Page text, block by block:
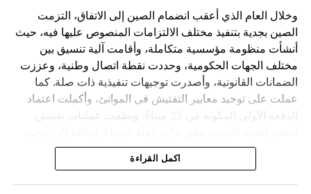
اختلاف القدرات الاقتصادية بين الدول المشاركة
مخاطر التمويل والديون في بعض المشاريع
تفاوت مستويات الحوكمة والتنفيذ
التأثيرات الجيوسياسية العالمية المتغيرة
وأكد أن معالجة هذه التحديات تتطلب مزيداً من الشفافية
وأشار لي يوان تشينغ إلى أن المرحلة القادمة من المبادرة
ستتجه بشكل أكبر نحو الاقتصاد الرقمي، والابتكار التكنولوجي،
وخلال العام الذي أعقب انضمام الصين إلى الاتفاق، التزمت
الصين بجدية بتنفيذ مختلف الالتزامات المنصوص عليها فيه، حيث
أنشأت منظومة مؤسسية متكاملة، وأقامت آلية تنسيق بين
مختلف الجهات الحكومية، وحددت نقطة اتصال وطنية، وعززت
الضمانات القانونية، وأصدرت توجيهات تنفيذية ذات صلة. كما
عملت على توحيد معايير التفتيش في الموانئ، وأكملت اعتماد
الدفعة الأولى المكونة من 23 ميناءً، ونظمت عمليات تفتيش
سفن الصيد الصينية العاملة في أعالي البحار للخضوع للتفتيش
في موانئ الدول الأخرى.
اكمل القراءة